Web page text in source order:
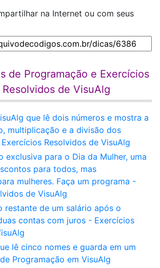
na Internet ou com seus
de Programação e Exercícios
de VisuAlg
que lê dois números e mostra a
multiplicação e a divisão dos
Resolvidos de VisuAlg
exclusiva para o Dia da Mulher, uma
para todos, mas
mulheres. Faça um programa -
de VisuAlg
restante de um salário após o
contas com juros - Exercícios
lê cinco nomes e guarda em um
Programação em VisuAlg